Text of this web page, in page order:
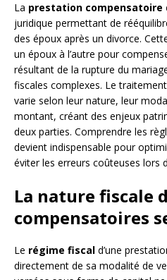
La prestation compensatoire
juridique permettant de
des époux après un divorce.
un époux à l’autre pour
résultant de la rupture du
fiscales complexes. Le
varie selon leur nature, leur
montant, créant des enjeux
deux parties. Comprendre les
devient indispensable pour
éviter les erreurs coûteuses lors
La nature fiscale
compensatoires
Le régime fiscal d’une
directement de sa modalité de